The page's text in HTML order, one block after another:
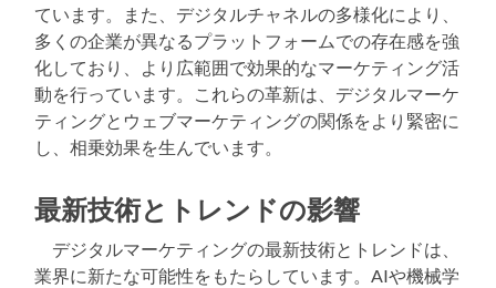
ています。また、デジタルチャネルの多様化により、
多くの企業が異なるプラットフォームでの存在感を強
化しており、より広範囲で効果的なマーケティング活
動を行っています。これらの革新は、デジタルマーケ
ティングとウェブマーケティングの関係をより緊密に
し、相乗効果を生んでいます。
最新技術とトレンドの影響
デジタルマーケティングの最新技術とトレンドは、
業界に新たな可能性をもたらしています。AIや機械学